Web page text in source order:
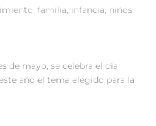
, familia, infancia, niños,
de mayo, se celebra el día
año el tema elegido para la